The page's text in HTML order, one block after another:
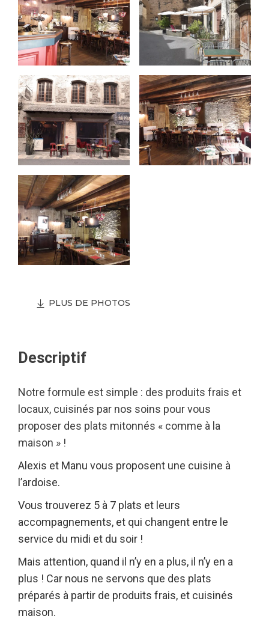
PLUS DE PHOTOS
Descriptif
Notre formule est simple : des produits frais et
locaux, cuisinés par nos soins pour vous
proposer des plats mitonnés « comme à la
maison » !
Alexis et Manu vous proposent une cuisine à
l’ardoise.
Vous trouverez 5 à 7 plats et leurs
accompagnements, et qui changent entre le
service du midi et du soir !
Mais attention, quand il n’y en a plus, il n’y en a
plus ! Car nous ne servons que des plats
préparés à partir de produits frais, et cuisinés
maison.